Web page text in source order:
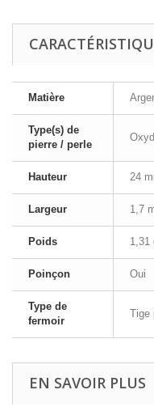
Matière
Type(s) de
pierre / perle
Hauteur 24
Largeur 1,7
Poids 1,31
Poinçon Oui
Type de
fermoir
Tige
EN SAVOIR PLUS